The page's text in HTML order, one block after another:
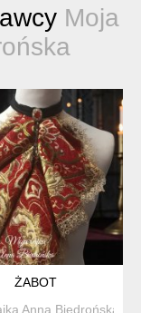
Moja
ŻABOT
Anna Biedrońska